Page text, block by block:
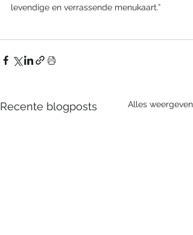
levendige en verrassende menukaart.”
Recente blogposts Alles weergeven